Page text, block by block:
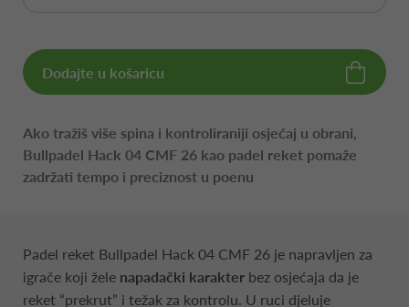
Dodajte u košaricu
Ako tražiš više spina i kontroliraniji osjećaj u obrani,
Bullpadel Hack 04 CMF 26 kao padel reket pomaže
zadržati tempo i preciznost u poenu
Padel reket Bullpadel Hack 04 CMF 26 je napravljen za
igrače koji žele napadački karakter bez osjećaja da je
reket “prekrut” i težak za kontrolu. U ruci djeluje